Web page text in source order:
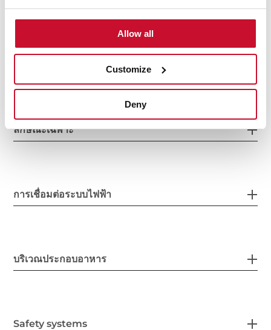
Allow all
Customize
Deny
ขนาดติดตังตัวอุปกรณ์ยึด
ลักษณะเฉพาะ
การเชื่อมต่อระบบไฟฟ้า
บริเวณประกอบอาหาร
Safety systems